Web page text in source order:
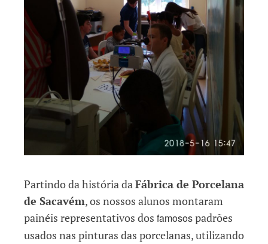
Partindo da história daFábrica de Porcelana
de Sacavém, os nossos alunos montaram
painéis representativos dos famosospadrões
usados nas pinturas das porcelanas, utilizando